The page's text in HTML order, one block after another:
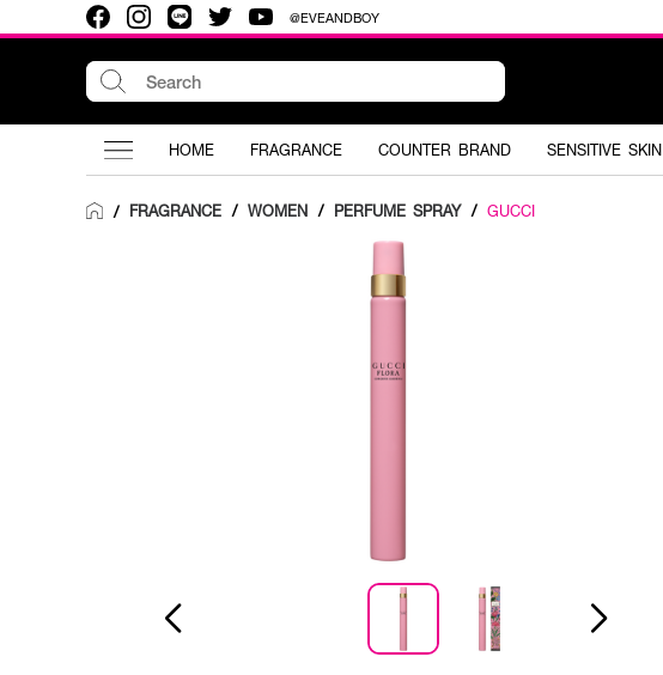
@EVEANDBOY
HOME FRAGRANCE COUNTER BRAND SENSITIVE SKIN
/ FRAGRANCE / WOMEN / PERFUME SPRAY / GUCCI